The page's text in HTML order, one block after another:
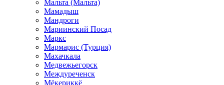
Мальта (Мальта)
Мамадыш
Мандроги
Мариинский Посад
Маркс
Мармарис (Турция)
Махачкала
Медвежьегорск
Междуреченск
Мёкериккё